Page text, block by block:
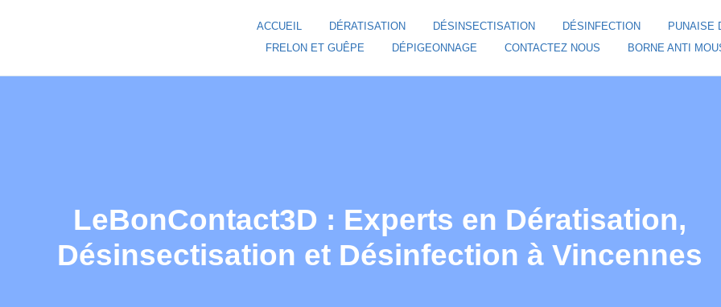
ACCUEIL DÉRATISATION DÉSINSECTISATION DÉSINFECTION
PUNAISE
FRELON ET GUÊPE
DÉPIGEONNAGE CONTACTEZ NOUS BORNE ANTI
LeBonContact3D : Experts en Dératisation,
Désinsectisation et Désinfection à Vincennes